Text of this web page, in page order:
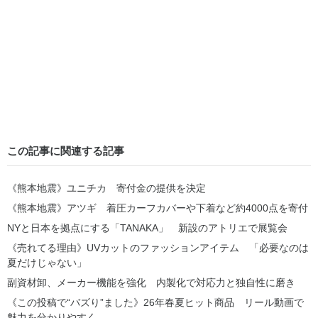
この記事に関連する記事
《熊本地震》ユニチカ 寄付金の提供を決定
《熊本地震》アツギ 着圧カーフカバーや下着など約4000点を寄付
NYと日本を拠点にする「TANAKA」 新設のアトリエで展覧会
《売れてる理由》UVカットのファッションアイテム 「必要なのは
夏だけじゃない」
副資材卸、メーカー機能を強化 内製化で対応力と独自性に磨き
《この投稿で“バズり”ました》26年春夏ヒット商品 リール動画で